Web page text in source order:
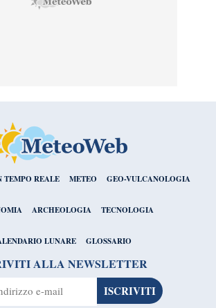
TEMPO REALE METEO GEO-VULCANOLOGIA
ARCHEOLOGIA TECNOLOGIA
LUNARE GLOSSARIO
ALLA NEWSLETTER